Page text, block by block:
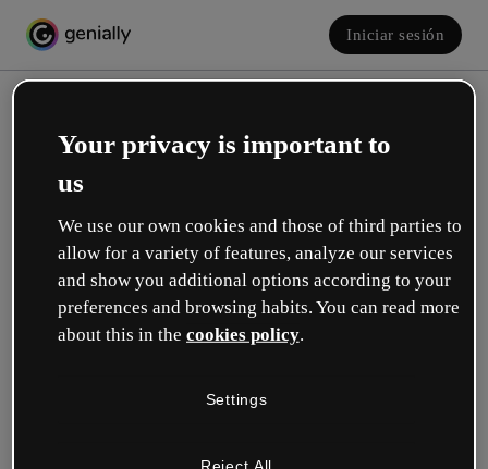
Iniciar sesión
Crea tu cuenta, ¡gratis!
¿Cuál describe mejor tu rol?
Trabajo en una escuela o universidad.
Your privacy is important to
us
We use our own cookies and those of third parties to
allow for a variety of features, analyze our services
and show you additional options according to your
preferences and browsing habits. You can read more
about this in the cookies policy.
Settings
Reject All